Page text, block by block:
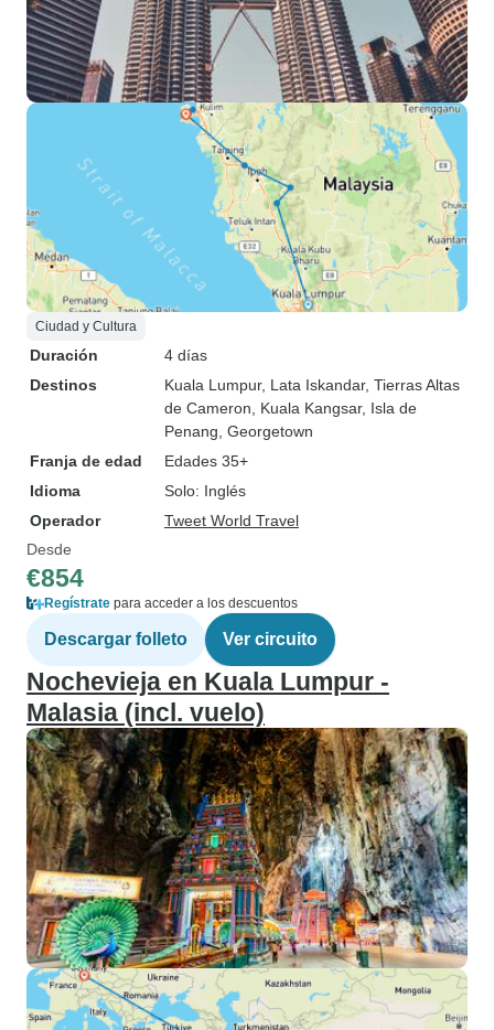
Ciudad y Cultura
Duración
4 días
Destinos
Kuala Lumpur, Lata Iskandar, Tierras Altas
de Cameron , Kuala Kangsar, Isla de
Penang , Georgetown
Franja de edad
Edades 35+
Idioma
Solo: Inglés
Operador
Tweet World Travel
Desde
€854
Regístrate para acceder a los descuentos
Descargar folleto Ver circuito
Nochevieja en Kuala Lumpur -
Malasia (incl. vuelo)